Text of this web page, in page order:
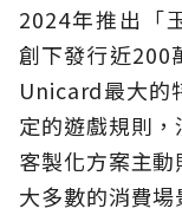
2024年推出「
創下發行近200
Unicard最大的
定的遊戲規則
客製化方案主
大多數的消費場